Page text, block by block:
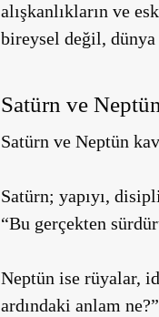
alışkanlıkların ve
bireysel değil,
Satürn ve
Satürn ve Neptün
Satürn; yapıyı,
“Bu gerçekten
Neptün ise rüyalar,
ardındaki anlam